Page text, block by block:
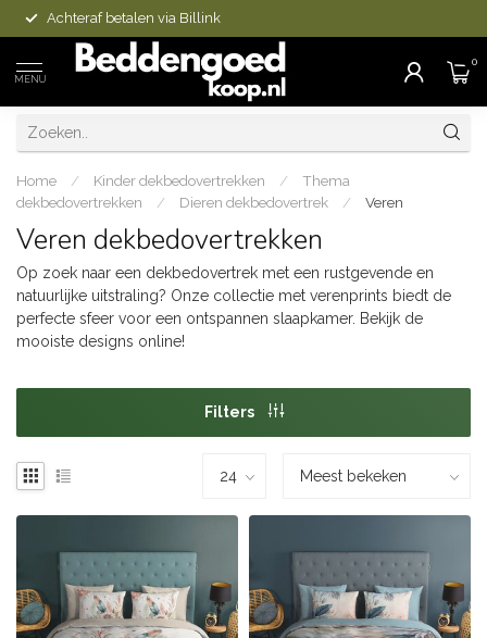
Achteraf betalen via Billink
MENU
0
Home / Kinder dekbedovertrekken /
Thema
dekbedovertrekken
/ Dieren dekbedovertrek / Veren
Veren dekbedovertrekken
Op zoek naar een dekbedovertrek met een rustgevende en
natuurlijke uitstraling? Onze collectie met verenprints biedt de
perfecte sfeer voor een ontspannen slaapkamer. Bekijk de
mooiste designs online!
Filters